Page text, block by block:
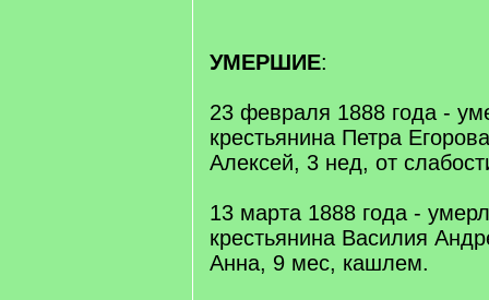
УМЕРШИЕ:
23 февраля 1888 года -
крестьянина Петра
Алексей, 3 нед, от
13 марта 1888 года -
крестьянина Василия
Анна, 9 мес, кашлем.